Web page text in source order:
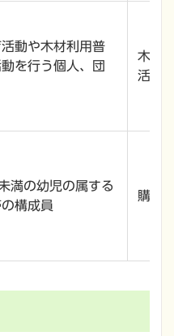
動や木材利用普
を行う個人、団
木育
活動
満の幼児の属する
構成員
購入